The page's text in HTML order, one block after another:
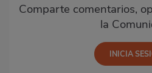
Comparte comentarios,
la